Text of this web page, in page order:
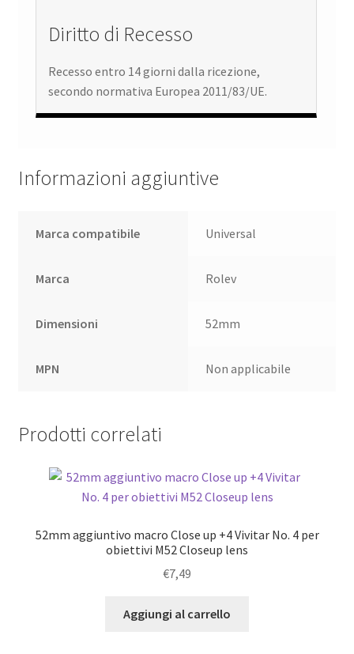
Diritto di Recesso
Recesso entro 14 giorni dalla ricezione,
secondo normativa Europea 2011/83/UE.
Informazioni aggiuntive
Marca compatibile Universal
Marca Rolev
Dimensioni 52mm
MPN Non applicabile
Prodotti correlati
52mm aggiuntivo macro Close up +4 Vivitar No. 4 per
obiettivi M52 Closeup lens
€7,49
Aggiungi al carrello